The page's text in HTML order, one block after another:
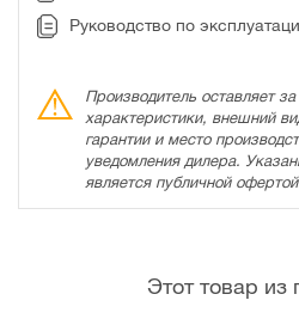
Руководство по
Производитель оставляет
характеристики, внешний
гарантии и место
уведомления дилера.
является публичной
Этот товар из